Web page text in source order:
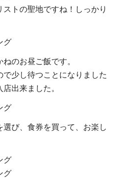
トの聖地ですね！しっかり
のお昼ご飯です。
少し待つことになりました
出来ました。
び、食券を買って、お楽し